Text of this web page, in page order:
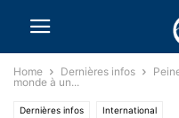
Home Dernières infos
monde à un...
Dernières infos International